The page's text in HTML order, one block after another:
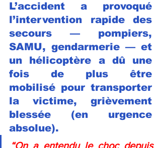
L’accident a provoqué
l’intervention rapide des
secours — pompiers,
SAMU, gendarmerie — et
un hélicoptère a dû une
fois de plus être
mobilisé pour transporter
la victime, grièvement
blessée (en urgence
absolue).
“On a entendu le choc depuis